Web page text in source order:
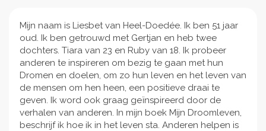
Mijn naam is Liesbet van Heel-Doedée. Ik ben 51 jaar
oud. Ik ben getrouwd met Gertjan en heb twee
dochters. Tiara van 23 en Ruby van 18. Ik probeer
anderen te inspireren om bezig te gaan met hun
Dromen en doelen, om zo hun leven en het leven van
de mensen om hen heen, een positieve draai te
geven. Ik word ook graag geïnspireerd door de
verhalen van anderen. In mijn boek Mijn Droomleven,
beschrijf ik hoe ik in het leven sta. Anderen helpen is